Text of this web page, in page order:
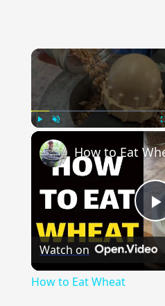
How to Eat
Watch on
How to Eat Wheat